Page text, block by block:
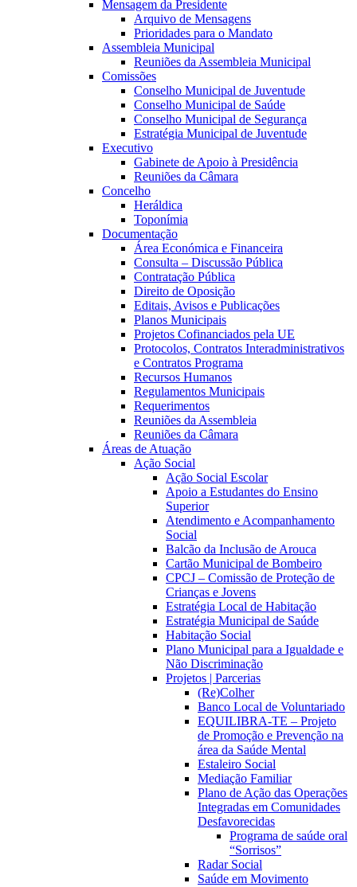
Mensagem da Presidente
Arquivo de Mensagens
Prioridades para o Mandato
Assembleia Municipal
Reuniões da Assembleia Municipal
Comissões
Conselho Municipal de Juventude
Conselho Municipal de Saúde
Conselho Municipal de Segurança
Estratégia Municipal de Juventude
Executivo
Gabinete de Apoio à Presidência
Reuniões da Câmara
Concelho
Heráldica
Toponímia
Documentação
Área Económica e Financeira
Consulta – Discussão Pública
Contratação Pública
Direito de Oposição
Editais, Avisos e Publicações
Planos Municipais
Projetos Cofinanciados pela UE
Protocolos, Contratos Interadministrativos
e Contratos Programa
Recursos Humanos
Regulamentos Municipais
Requerimentos
Reuniões da Assembleia
Reuniões da Câmara
Áreas de Atuação
Ação Social
Ação Social Escolar
Apoio a Estudantes do Ensino
Superior
Atendimento e Acompanhamento
Social
Balcão da Inclusão de Arouca
Cartão Municipal de Bombeiro
CPCJ – Comissão de Proteção de
Crianças e Jovens
Estratégia Local de Habitação
Estratégia Municipal de Saúde
Habitação Social
Plano Municipal para a Igualdade e
Não Discriminação
Projetos | Parcerias
(Re)Colher
Banco Local de Voluntariado
EQUILIBRA-TE – Projeto
de Promoção e Prevenção na
área da Saúde Mental
Estaleiro Social
Mediação Familiar
Plano de Ação das Operações
Integradas em Comunidades
Desfavorecidas
Programa de saúde oral
“Sorrisos”
Radar Social
Saúde em Movimento